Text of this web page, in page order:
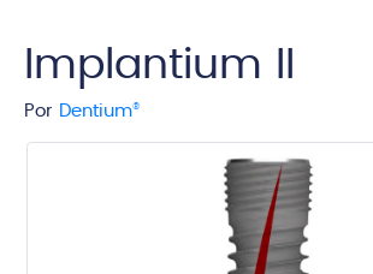
Implantium II
Por Dentium®